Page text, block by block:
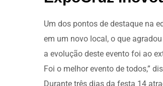
Um dos pontos de destaque na
em um novo local, o que
a evolução deste evento foi ao
Foi o melhor evento de todos,”
Durante três dias da festa 14